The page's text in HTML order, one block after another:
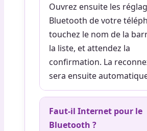
Ouvrez ensuite les
Bluetooth de votre
touchez le nom de la
la liste, et attendez la
confirmation. La
sera ensuite
Faut-il Internet pour le
Bluetooth ?